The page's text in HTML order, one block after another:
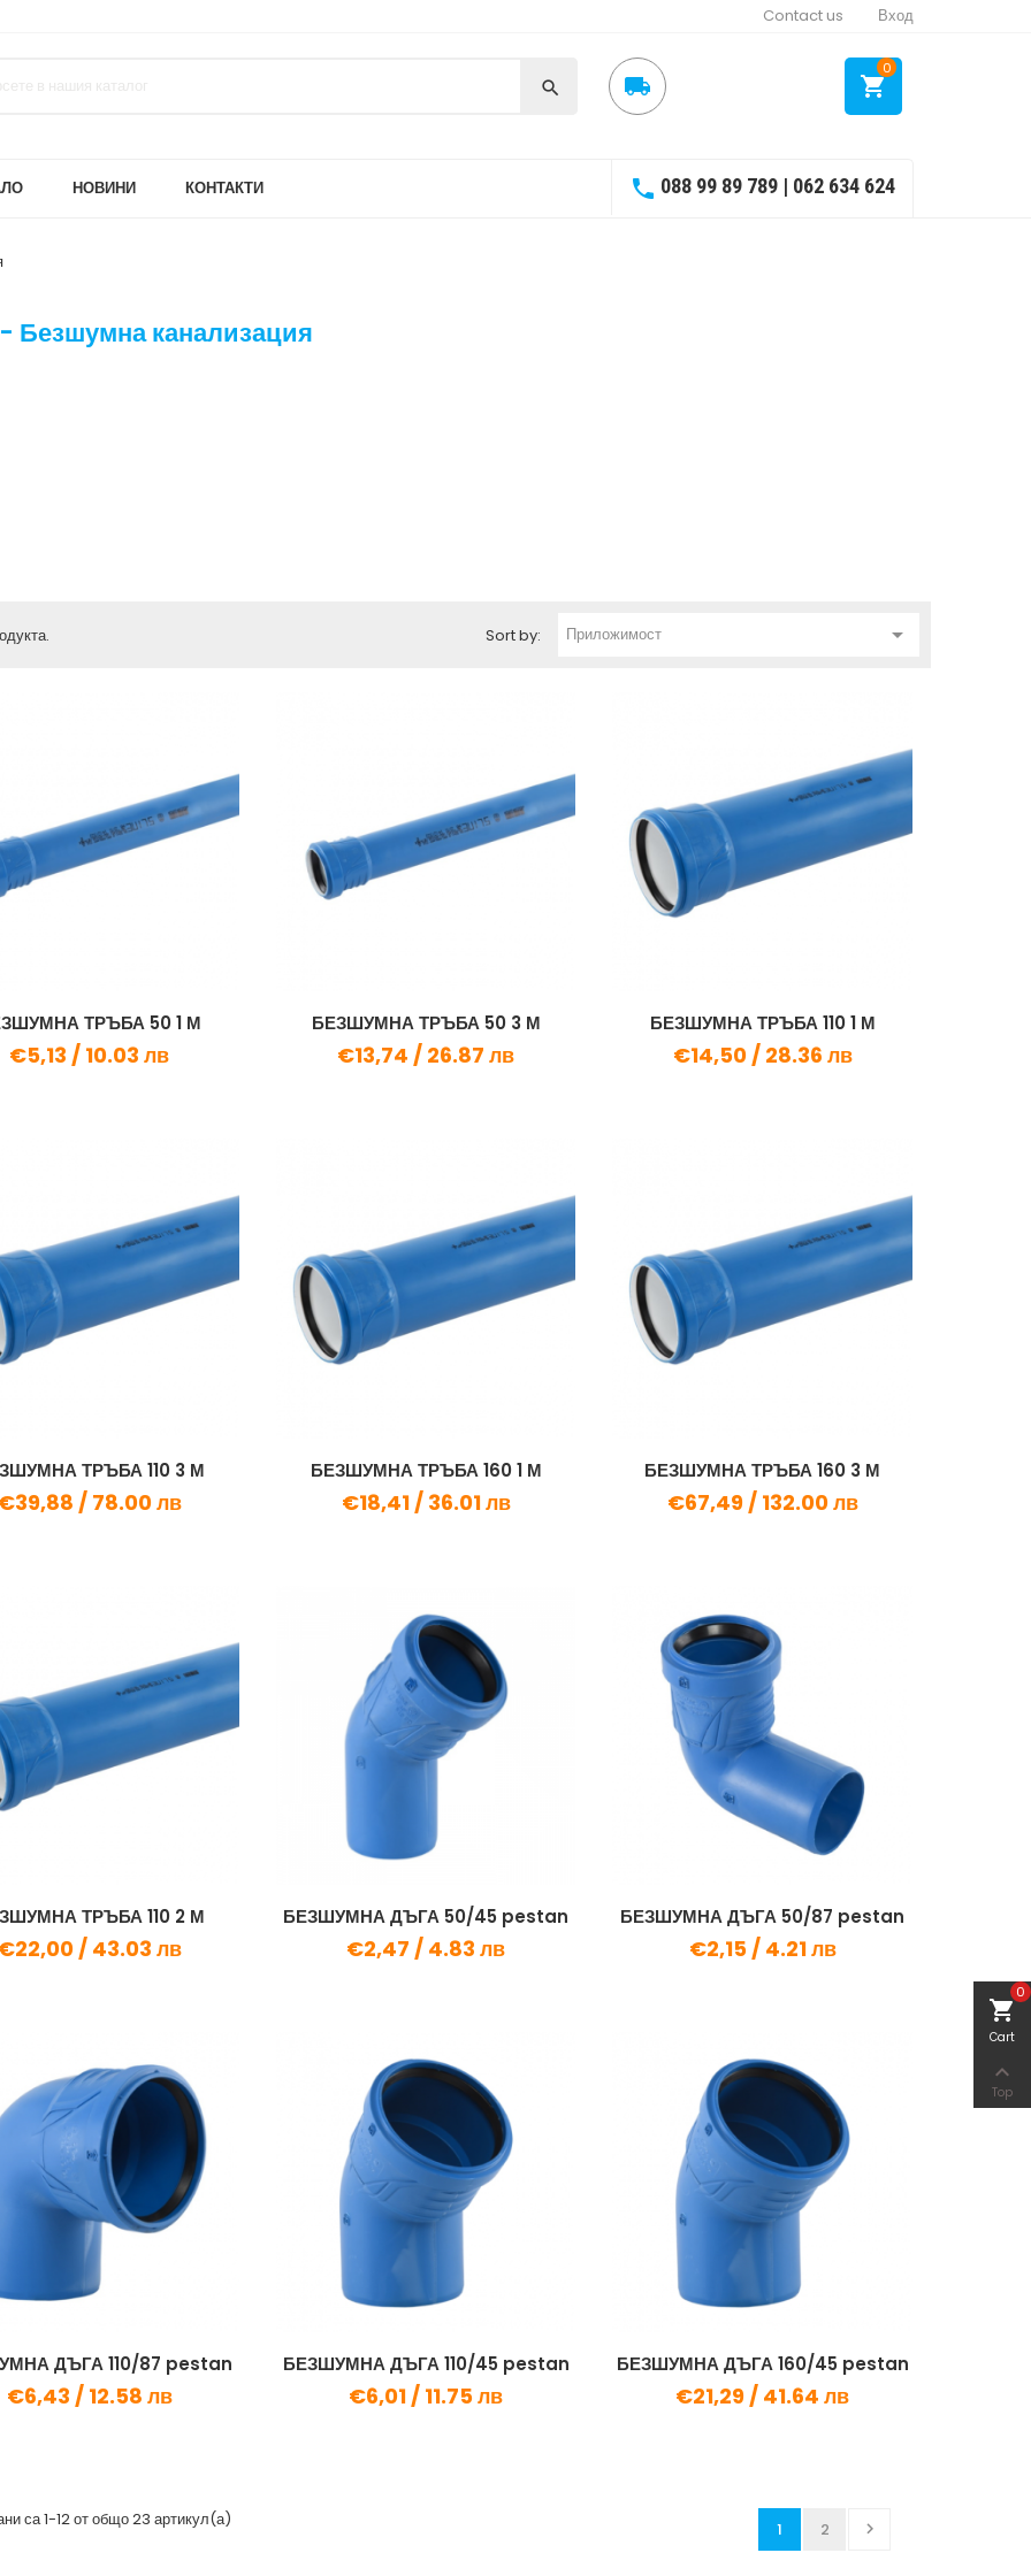
Вход
Contact us
  
0
НОВИНИ КОНТАКТИ  088 99 89 789 | 062 634 624
Безшумна канализация
Sort by: Приложимост 
ТРЪБА 50 1 М
€5,13 / 10.03 лв
БЕЗШУМНА ТРЪБА 50 3 М
€13,74 / 26.87 лв
БЕЗШУМНА ТРЪБА 110 1 М
€14,50 / 28.36 лв
ТРЪБА 110 3 М
/ 78.00 лв
БЕЗШУМНА ТРЪБА 160 1 М
€18,41 / 36.01 лв
БЕЗШУМНА ТРЪБА 160 3 М
€67,49 / 132.00 лв
ТРЪБА 110 2 М
/ 43.03 лв
БЕЗШУМНА ДЪГА 50/45 pestan
€2,47 / 4.83 лв
БЕЗШУМНА ДЪГА 50/87 pestan
€2,15 / 4.21 лв
ДЪГА 110/87 pestan
€6,43 / 12.58 лв
БЕЗШУМНА ДЪГА 110/45 pestan
€6,01 / 11.75 лв
БЕЗШУМНА ДЪГА 160/45 pestan
€21,29 / 41.64 лв
са 1-12 от общо 23 артикул(а) 1 2 
shopping_cart
Cart
0

Top